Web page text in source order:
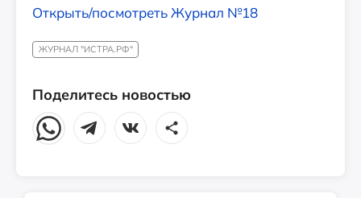
Открыть/посмотреть Журнал №18
ЖУРНАЛ "ИСТРА.РФ"
Поделитесь новостью